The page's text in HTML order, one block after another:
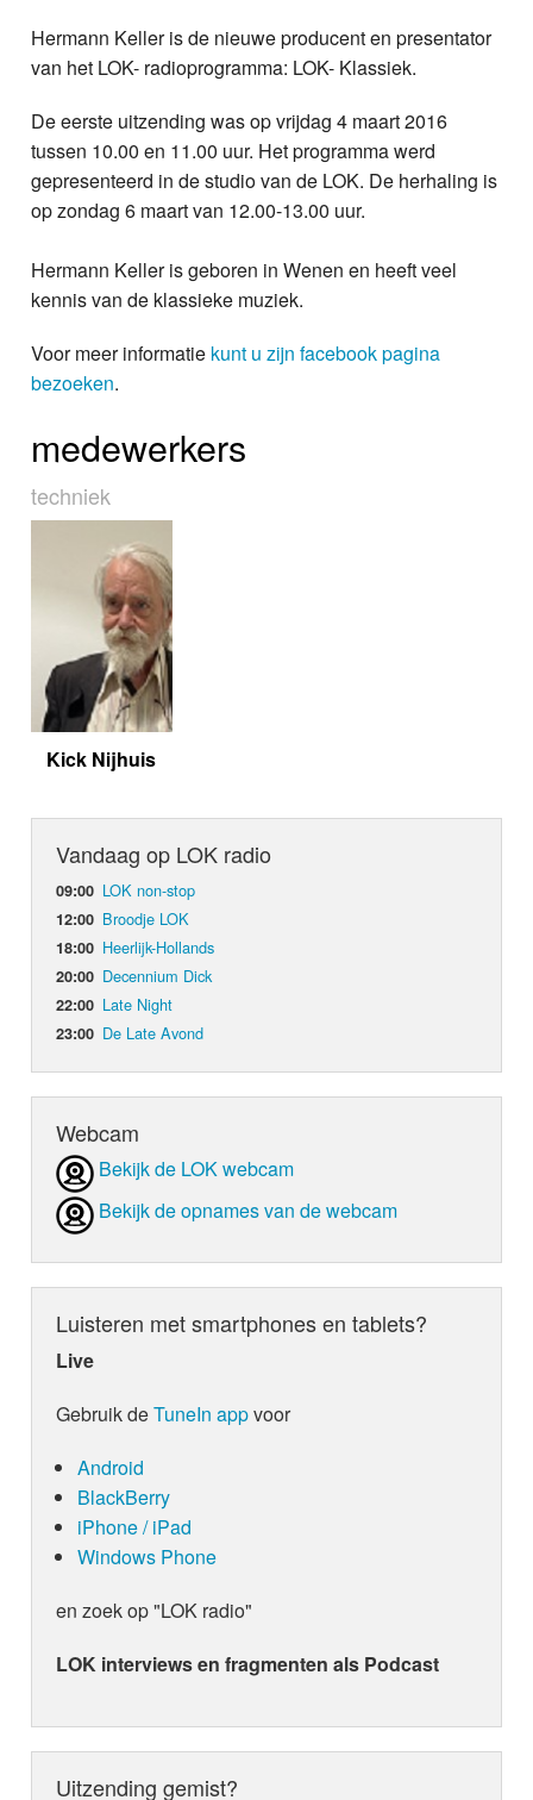
Hermann Keller is de nieuwe producent en presentator
van het LOK- radioprogramma: LOK- Klassiek.
De eerste uitzending was op vrijdag 4 maart 2016
tussen 10.00 en 11.00 uur. Het programma werd
gepresenteerd in de studio van de LOK. De herhaling is
op zondag 6 maart van 12.00-13.00 uur.
Hermann Keller is geboren in Wenen en heeft veel
kennis van de klassieke muziek.
Voor meer informatie kunt u zijn facebook pagina
bezoeken.
medewerkers
techniek
Kick Nijhuis
Vandaag op LOK radio
09:00 LOK non-stop
12:00 Broodje LOK
18:00 Heerlijk-Hollands
20:00 Decennium Dick
22:00 Late Night
23:00 De Late Avond
Webcam
Bekijk de LOK webcam
Bekijk de opnames van de webcam
Luisteren met smartphones en tablets?
Live
Gebruik deTuneIn appvoor
Android
BlackBerry
iPhone / iPad
Windows Phone
en zoek op "LOK radio"
LOK interviews en fragmenten als Podcast
Uitzending gemist?